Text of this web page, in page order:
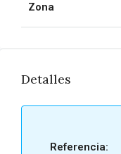
Zona
Detalles
Referencia: